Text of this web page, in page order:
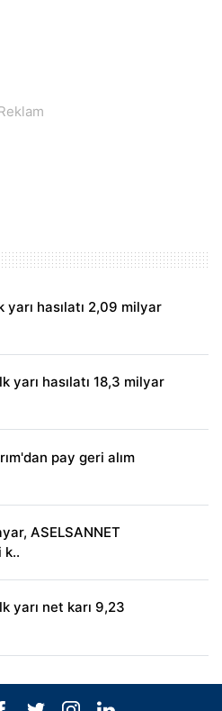
yarı hasılatı 2,09 milyar
yarı hasılatı 18,3 milyar
pay geri alım
ASELSANNET
k..
yarı net karı 9,23